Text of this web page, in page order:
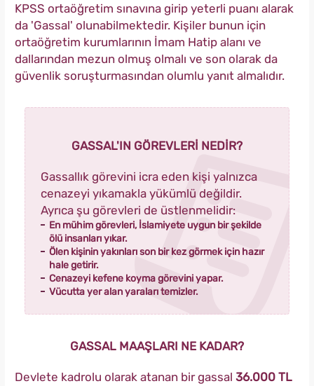
KPSS ortaöğretim sınavına girip yeterli puanı alarak
da 'Gassal' olunabilmektedir. Kişiler bunun için
ortaöğretim kurumlarının İmam Hatip alanı ve
dallarından mezun olmuş olmalı ve son olarak da
güvenlik soruşturmasından olumlu yanıt almalıdır.
GASSAL'IN GÖREVLERİ NEDİR?
Gassallık görevini icra eden kişi yalnızca
cenazeyi yıkamakla yükümlü değildir.
Ayrıca şu görevleri de üstlenmelidir:
En mühim görevleri, İslamiyete uygun bir şekilde
ölü insanları yıkar.
Ölen kişinin yakınları son bir kez görmek için hazır
hale getirir.
Cenazeyi kefene koyma görevini yapar.
Vücutta yer alan yaraları temizler.
GASSAL MAAŞLARI NE KADAR?
Devlete kadrolu olarak atanan bir gassal 36.000 TL